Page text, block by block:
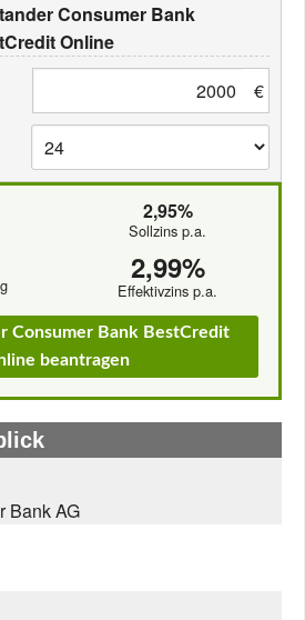
Consumer Bank
Online
€
2,95%
Sollzins p.a.
2,99%
Effektivzins p.a.
Consumer Bank BestCredit
beantragen
Bank AG